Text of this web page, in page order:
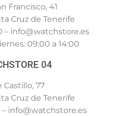
Francisco, 41
Cruz de Tenerife
– info@watchstore.es
09:00 a 14:00
04
Castillo, 77
Cruz de Tenerife
– info@watchstore.es